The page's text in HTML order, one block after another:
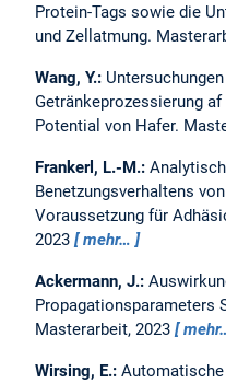
Protein-Tags sowie die
und Zellatmung.
Wang, Y.:
Getränkeprozessierung
Potential von Hafer.
Frankerl, L.-M.:
Benetzungsverhaltens
Voraussetzung für
2023
mehr…
Ackermann, J.:
Propagationsparameters
Masterarbeit, 2023
Wirsing, E.: